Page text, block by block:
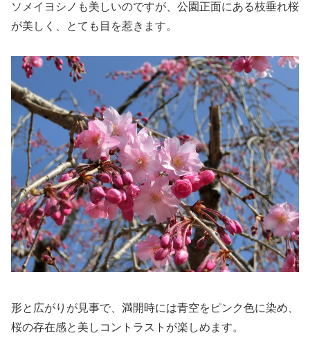
ソメイヨシノも美しいのですが、公園正面にある枝垂れ桜
が美しく、とても目を惹きます。
形と広がりが見事で、満開時には青空をピンク色に染め、
桜の存在感と美しコントラストが楽しめます。